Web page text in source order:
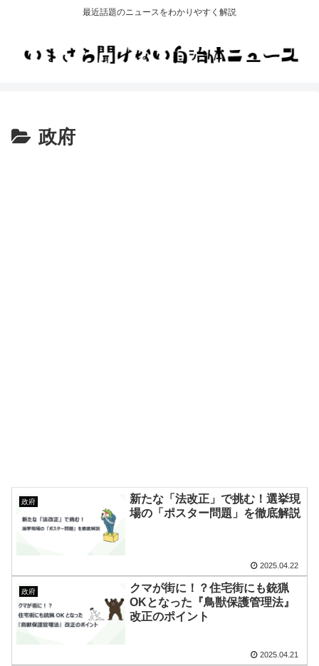
最近話題のニュースをわかりやすく解説
政府
政府
新たな「法改正」で挑む！選挙現
場の「ポスター問題」を徹底解説
2025.04.22
政府
クマが街に！？住宅街にも銃猟
OKとなった『鳥獣保護管理法』
改正のポイント
2025.04.21